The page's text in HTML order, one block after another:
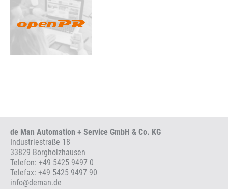
de Man Automation + Service GmbH & Co. KG
Industriestraße 18
33829 Borgholzhausen
Telefon: +49 5425 9497 0
Telefax: +49 5425 9497 90
info@deman.de